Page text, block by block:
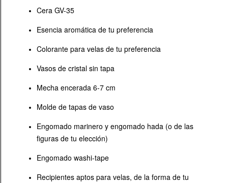
Cera GV-35
Esencia aromática de tu preferencia
Colorante para velas de tu preferencia
Vasos de cristal sin tapa
Mecha encerada 6-7 cm
Molde de tapas de vaso
Engomado marinero y engomado hada (o de las
figuras de tu elección)
Engomado washi-tape
Recipientes aptos para velas, de la forma de tu